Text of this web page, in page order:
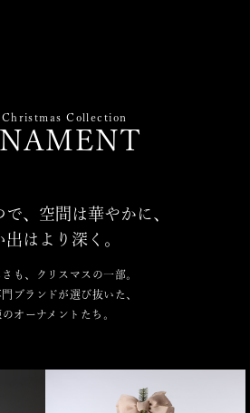
Collection
、空間は華やかに、
出はより深く。
も、クリスマスの一部。
ブランドが選び抜いた、
オーナメントたち。